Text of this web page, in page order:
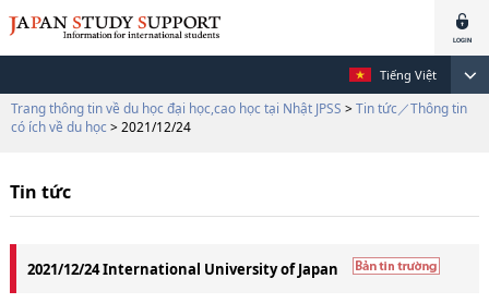
Tiếng Việt
Trang thông tin về du học đại học,cao học tại Nhật JPSS > Tin tức／Thông tin
có ích về du học > 2021/12/24
Tin tức
2021/12/24 International University of Japan